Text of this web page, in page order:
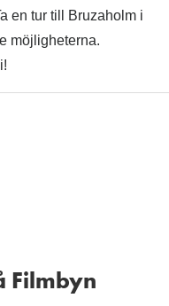
en tur till Bruzaholm i
möjligheterna.
Filmbyn